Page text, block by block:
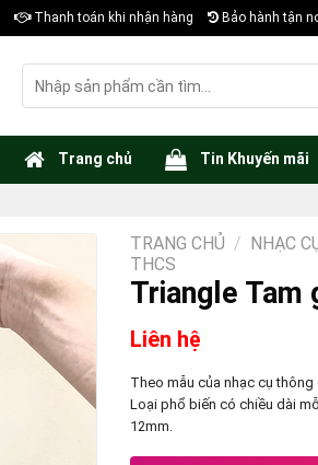
Thanh toán khi nhận hàng Bảo hành tận
kiếm:
Trang chủ Tin Khuyến mãi
TRANG CHỦ / NHẠC
THCS
Triangle Tam
Liên hệ
Theo mẫu của nhạc cụ
Loại phổ biến có chiều dài
12mm.